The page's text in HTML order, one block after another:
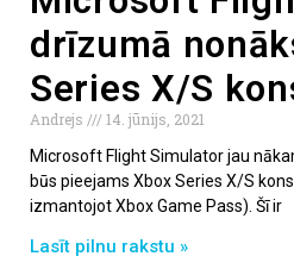
drīzumā
Series X/S
Andrejs
14. jūnijs, 2021
Microsoft Flight Simulator jau
būs pieejams Xbox Series X/S
izmantojot Xbox Game Pass). Šī ir
Lasīt pilnu rakstu »